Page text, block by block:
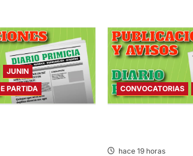
JUNIN
PARTIDA
CONVOCATORIAS
hace 19 horas